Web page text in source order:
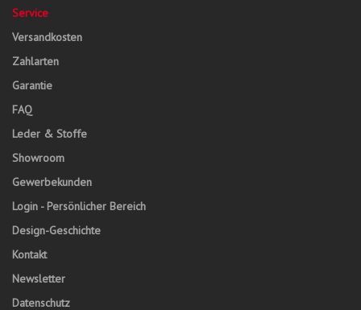
Service
Versandkosten
Zahlarten
Garantie
FAQ
Leder & Stoffe
Showroom
Gewerbekunden
Login - Persönlicher Bereich
Design-Geschichte
Kontakt
Newsletter
Datenschutz